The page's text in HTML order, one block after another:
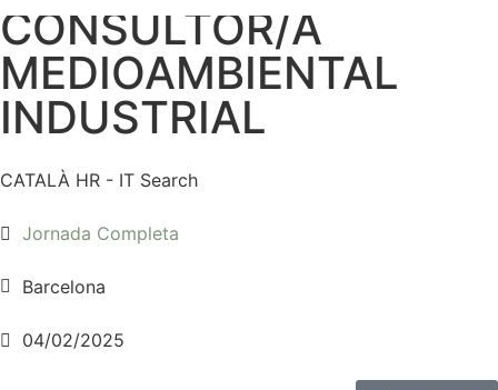
CONSULTOR/A
MEDIOAMBIENTAL
INDUSTRIAL
CATALÀ HR - IT Search
Jornada Completa
Barcelona
04/02/2025